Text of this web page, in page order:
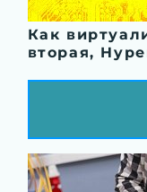
Как
вторая,